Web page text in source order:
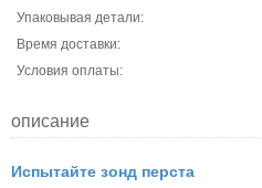
Упаковывая детали:
Время доставки:
Условия оплаты:
описание
Испытайте зонд перста